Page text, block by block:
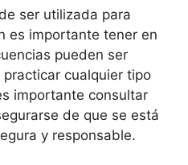
ser utilizada para
es importante tener en
pueden ser
cualquier tipo
importante consultar
de que se está
y responsable.